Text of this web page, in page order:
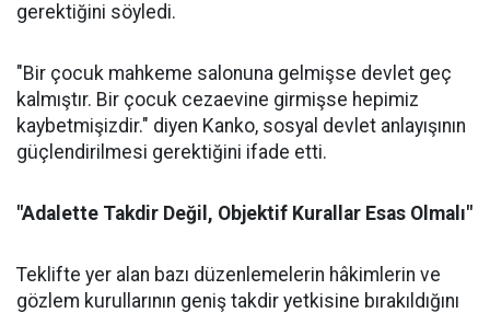
gerektiğini söyledi.
"Bir çocuk mahkeme salonuna gelmişse devlet geç
kalmıştır. Bir çocuk cezaevine girmişse hepimiz
kaybetmişizdir." diyen Kanko, sosyal devlet anlayışının
güçlendirilmesi gerektiğini ifade etti.
"Adalette Takdir Değil, Objektif Kurallar Esas Olmalı"
Teklifte yer alan bazı düzenlemelerin hâkimlerin ve
gözlem kurullarının geniş takdir yetkisine bırakıldığını